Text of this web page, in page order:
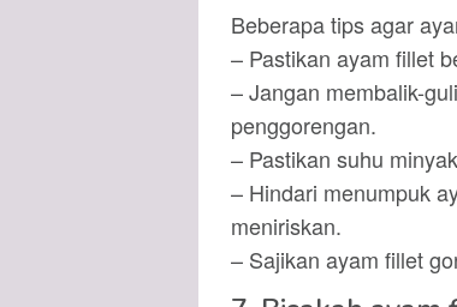
Beberapa tips agar
– Pastikan ayam fillet
– Jangan membalik-
penggorengan.
– Pastikan suhu
– Hindari menumpuk
meniriskan.
– Sajikan ayam fillet